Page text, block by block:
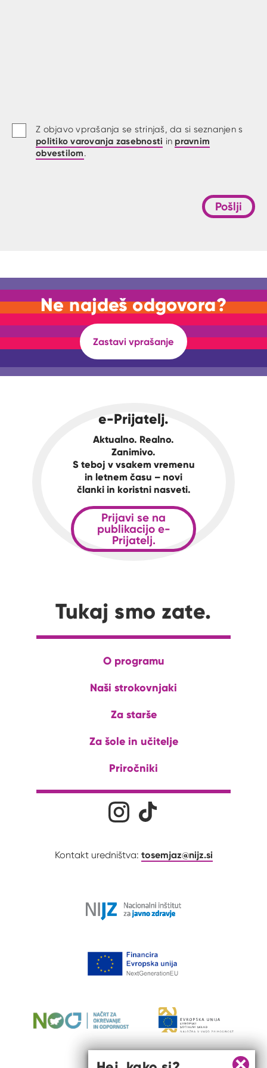
Z objavo vprašanja se strinjaš, da si seznanjen s
politiko varovanja zasebnosti in pravnim
obvestilom.
Pošlji
Ne najdeš odgovora?
Zastavi vprašanje
e-Prijatelj.
Aktualno. Realno.
Zanimivo.
S teboj v vsakem vremenu
in letnem času – novi
članki in koristni nasveti.
Prijavi se na
publikacijo e-
Prijatelj.
Tukaj smo zate.
O programu
Naši strokovnjaki
Za starše
Za šole in učitelje
Priročniki
Družabna omrežjaNa naš Instagram profil
Kontakt uredništva: tosemjaz@nijz.si